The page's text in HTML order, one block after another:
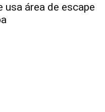
usa área de escape